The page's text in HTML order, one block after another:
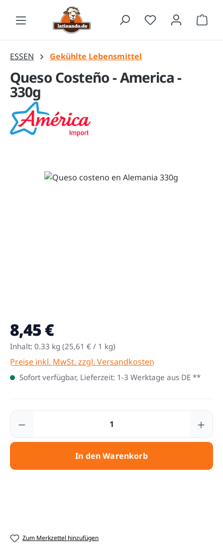
Zum Hauptinhalt springen
ESSEN Gekühlte Lebensmittel
Queso Costeño - America -
330g
Regulärer Preis:
8,45 €
Inhalt: 0.33 kg (25,61 € / 1 kg)
Preise inkl. MwSt. zzgl. Versandkosten
Sofort verfügbar, Lieferzeit: 1-3 Werktage aus DE **
Produkt Anzahl: Gib den gewünschten
In den Warenkorb
Zum Merkzettel hinzufügen